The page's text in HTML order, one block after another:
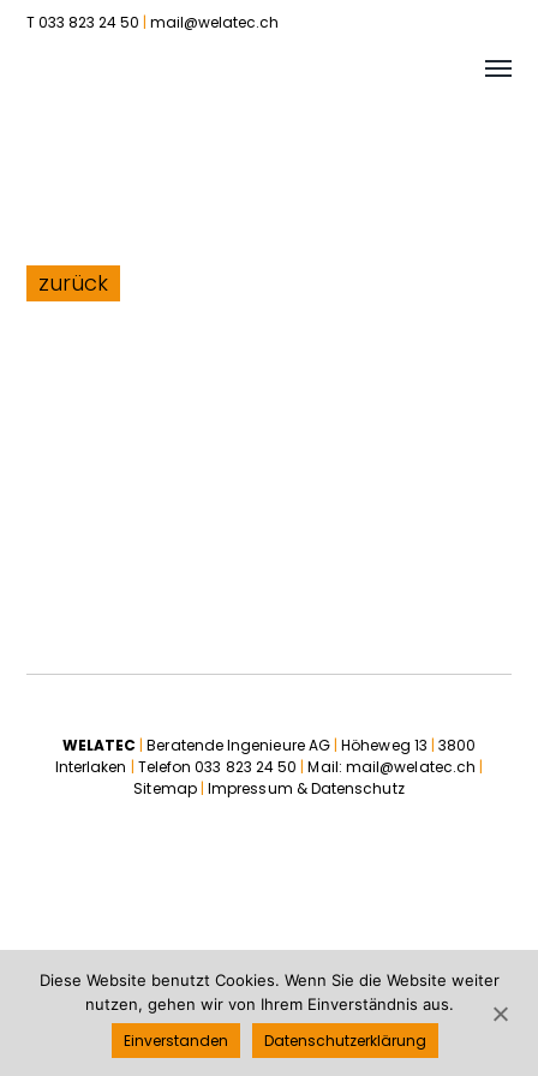
T 033 823 24 50 |mail@welatec.ch
WELATEC | Beratende Ingenieure AG | Höheweg 13 | 3800
Interlaken | Telefon033 823 24 50 | Mail: mail@welatec.ch |
Sitemap | Impressum & Datenschutz
Diese Website benutzt Cookies. Wenn Sie die Website weiter
nutzen, gehen wir von Ihrem Einverständnis aus.
Einverstanden Datenschutzerklärung